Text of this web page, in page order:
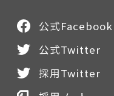
公式Facebook
公式Twitter
採用Twitter